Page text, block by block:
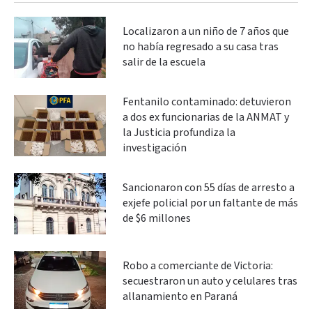
Localizaron a un niño de 7 años que
no había regresado a su casa tras
salir de la escuela
Fentanilo contaminado: detuvieron
a dos ex funcionarias de la ANMAT y
la Justicia profundiza la
investigación
Sancionaron con 55 días de arresto a
exjefe policial por un faltante de más
de $6 millones
Robo a comerciante de Victoria:
secuestraron un auto y celulares tras
allanamiento en Paraná